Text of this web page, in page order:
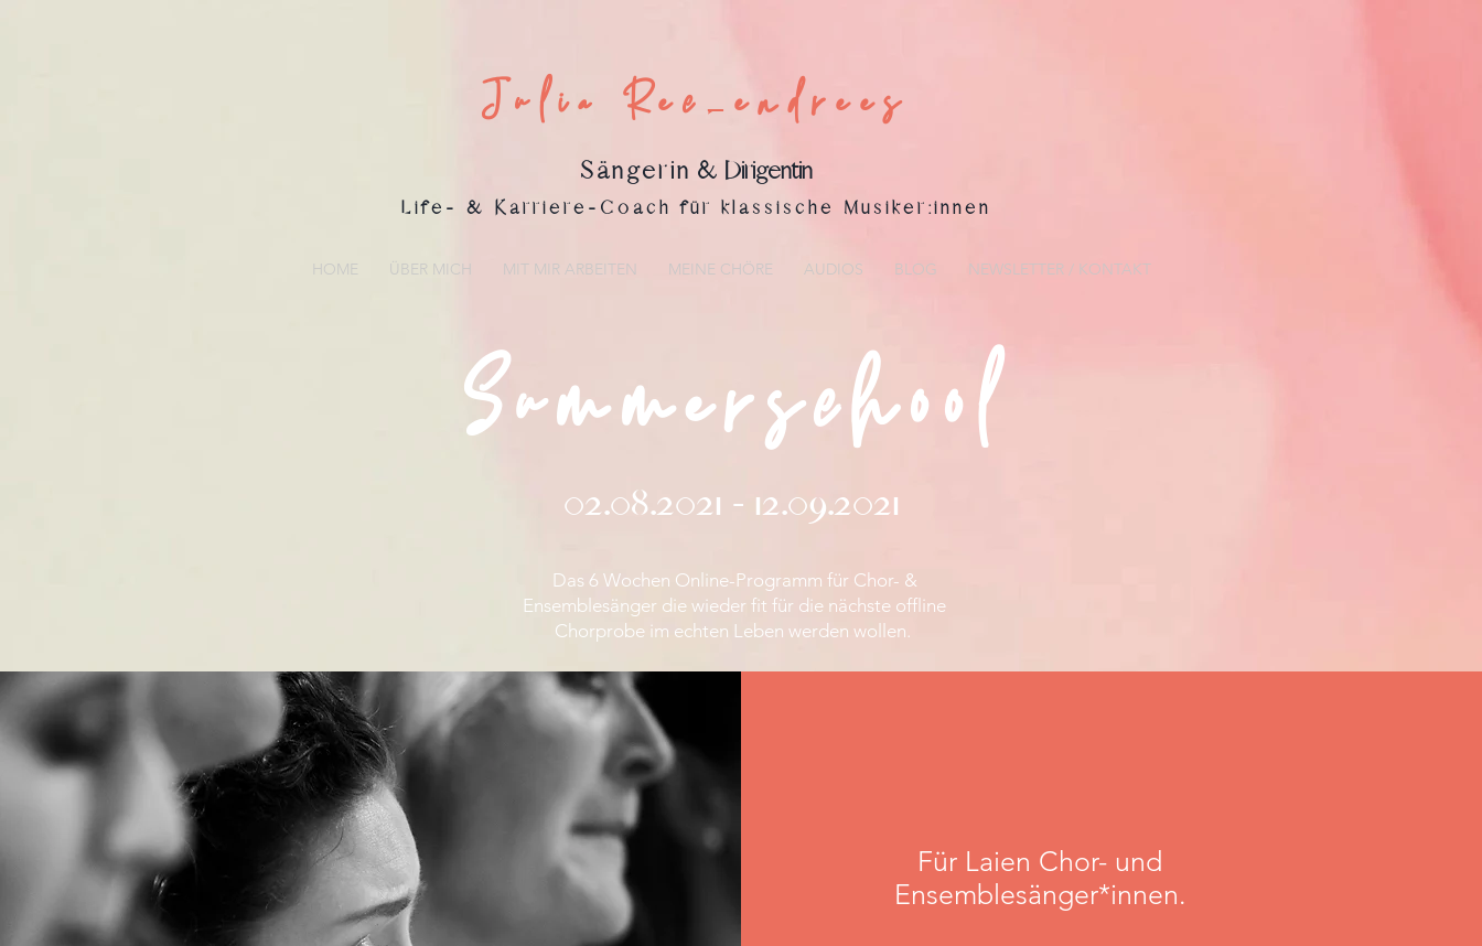
Julia Reckendrees
Sängerin & Dirigentin
Life- & Karriere-Coach für klassische Musiker:innen
Summerschool
02.08.2021 - 12.09.2021
Das 6 Wochen Online-Programm für Chor- &
Ensemblesänger die wieder fit für die nächste offline
Chorprobe im echten Leben werden wollen.
Für Laien Chor- und
Ensemblesänger*innen.
HOME ÜBER MICH MIT MIR ARBEITEN MEINE CHÖRE AUDIOS BLOG NEWSLETTER / KONTAKT